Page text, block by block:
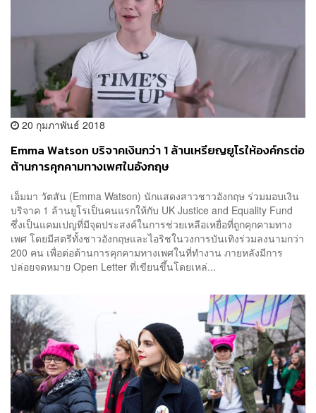
20 กุมภาพันธ์ 2018
Emma Watson บริจาคเงินกว่า 1 ล้านเหรียญยูโรให้องค์กรต่อ
ต้านการคุกคามทางเพศในอังกฤษ
เอ็มมา วัตสัน (Emma Watson) นักแสดงสาวชาวอังกฤษ ร่วมมอบเงิน
บริจาค 1 ล้านยูโรเป็นคนแรกให้กับ UK Justice and Equality Fund
ซึ่งเป็นแคมเปญที่มีจุดประสงค์ในการช่วยเหลือเหยื่อที่ถูกคุกคามทาง
เพศ โดยมีสตรีทั้งชาวอังกฤษและไอริชในวงการบันเทิงร่วมลงนามกว่า
200 คน เพื่อต่อต้านการคุกคามทางเพศในที่ทำงาน ภายหลังมีการ
ปล่อยจดหมาย Open Letter ที่เขียนขึ้นโดยเหล่...